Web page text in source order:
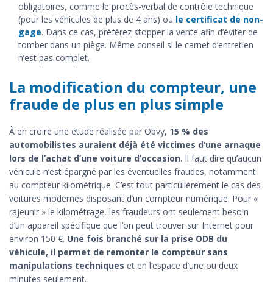
obligatoires, comme le procès-verbal de contrôle technique
(pour les véhicules de plus de 4 ans) ou le certificat de non-
gage. Dans ce cas, préférez stopper la vente afin d’éviter de
tomber dans un piège. Même conseil si le carnet d’entretien
n’est pas complet.
La modification du compteur, une
fraude de plus en plus simple
À en croire une étude réalisée par Obvy, 15 % des
automobilistes auraient déjà été victimes d’une arnaque
lors de l’achat d’une voiture d’occasion. Il faut dire qu’aucun
véhicule n’est épargné par les éventuelles fraudes, notamment
au compteur kilométrique. C’est tout particulièrement le cas des
voitures modernes disposant d’un compteur numérique. Pour «
rajeunir » le kilométrage, les fraudeurs ont seulement besoin
d’un appareil spécifique que l’on peut trouver sur Internet pour
environ 150 €. Une fois branché sur la prise ODB du
véhicule, il permet de remonter le compteur sans
manipulations techniques et en l’espace d’une ou deux
minutes seulement.